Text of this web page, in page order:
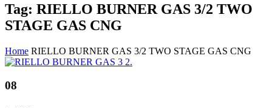
Tag: RIELLO BURNER GAS 3/2 TWO
STAGE GAS CNG
Home RIELLO BURNER GAS 3/2 TWO STAGE GAS CNG
08